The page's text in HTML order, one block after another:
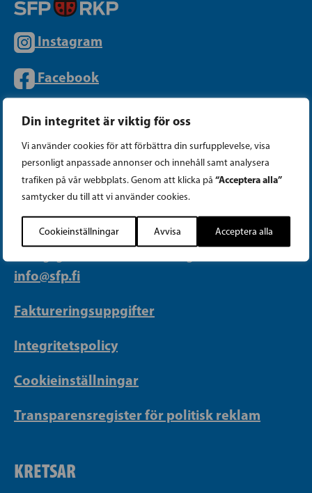
Din integritet är viktig för oss
Vi använder cookies för att förbättra din surfupplevelse, visa
personligt anpassade annonser och innehåll samt analysera
trafiken på vår webbplats. Genom att klicka på “Acceptera alla”
samtycker du till att vi använder cookies.
Cookieinställningar Avvisa Acceptera alla
Instagram
Facebook
Tiktok
PARTIKANSLIET
Telefon (09) 693 070
PB 430, 00101 Helsingfors
info@sfp.fi
Faktureringsuppgifter
Integritetspolicy
Cookieinställningar
Transparensregister för politisk reklam
KRETSAR